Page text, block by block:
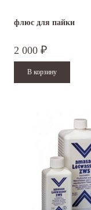
флюс для пайки
2 000 ₽